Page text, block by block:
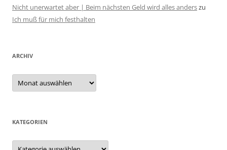
Nicht unerwartet aber | Beim nächsten Geld wird alles anderszu
Ich muß für mich festhalten
ARCHIV
Archiv
KATEGORIEN
Kategorien